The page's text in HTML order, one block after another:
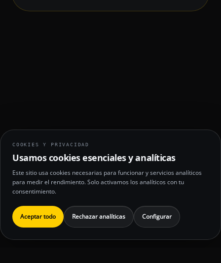
COOKIES Y PRIVACIDAD
Usamos cookies esenciales y analíticas
Este sitio usa cookies necesarias para funcionar y servicios analíticos
para medir el rendimiento. Solo activamos los analíticos con tu
consentimiento.
Aceptar todo Rechazar analíticas Configurar